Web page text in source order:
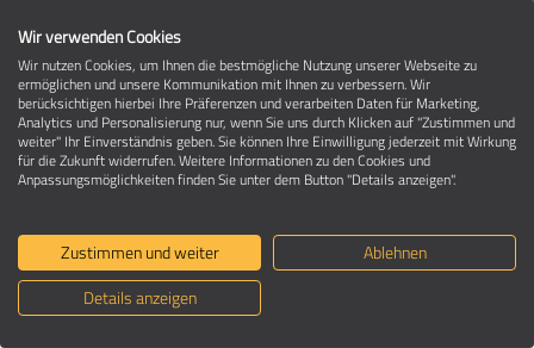
Umzug in 76135 Karlsruhe-Beiertheim-
Bulach
Ein Umzug ist Vertrauenssache
Deutschland>Baden-Württemberg
Wir verwenden Cookies
Wir nutzen Cookies, um Ihnen die bestmögliche Nutzung unserer Webseite zu
ermöglichen und unsere Kommunikation mit Ihnen zu verbessern. Wir
berücksichtigen hierbei Ihre Präferenzen und verarbeiten Daten für Marketing,
Analytics und Personalisierung nur, wenn Sie uns durch Klicken auf "Zustimmen und
weiter" Ihr Einverständnis geben. Sie können Ihre Einwilligung jederzeit mit Wirkung
für die Zukunft widerrufen. Weitere Informationen zu den Cookies und
Anpassungsmöglichkeiten finden Sie unter dem Button "Details anzeigen".
Zustimmen und weiter
Ablehnen
Details anzeigen